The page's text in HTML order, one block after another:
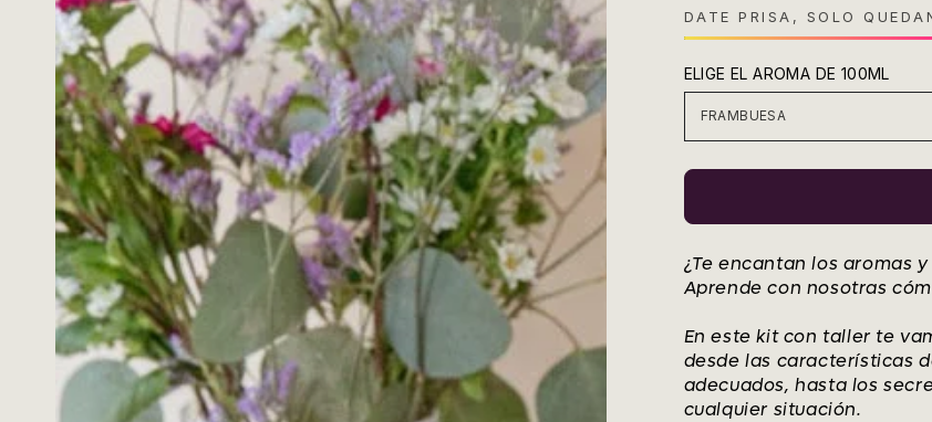
DATE PRISA, SOLO
ELIGE EL AROMA DE 100ML
¿Te encantan los aromas
Aprende con nosotras
En este kit con taller te
desde las características
adecuados, hasta los
cualquier situación.